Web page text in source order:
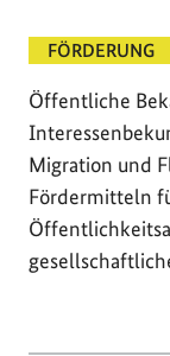
FÖRDERUNG
Öffentliche
Migration und
Fördermitteln